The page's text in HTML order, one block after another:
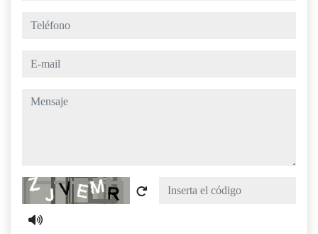
teléfono
e-mail
mensaje
Captcha